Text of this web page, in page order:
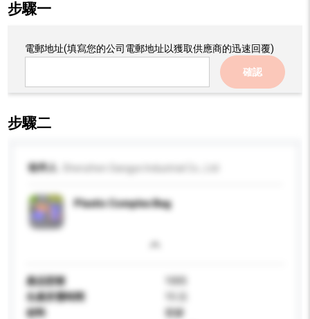
步驟一
電郵地址(填寫您的公司電郵地址以獲取供應商的迅速回覆)
確認
步驟二
收件人
Plastic Complex Bag
產品型號
1005
生產所需時間
材料
塑膠